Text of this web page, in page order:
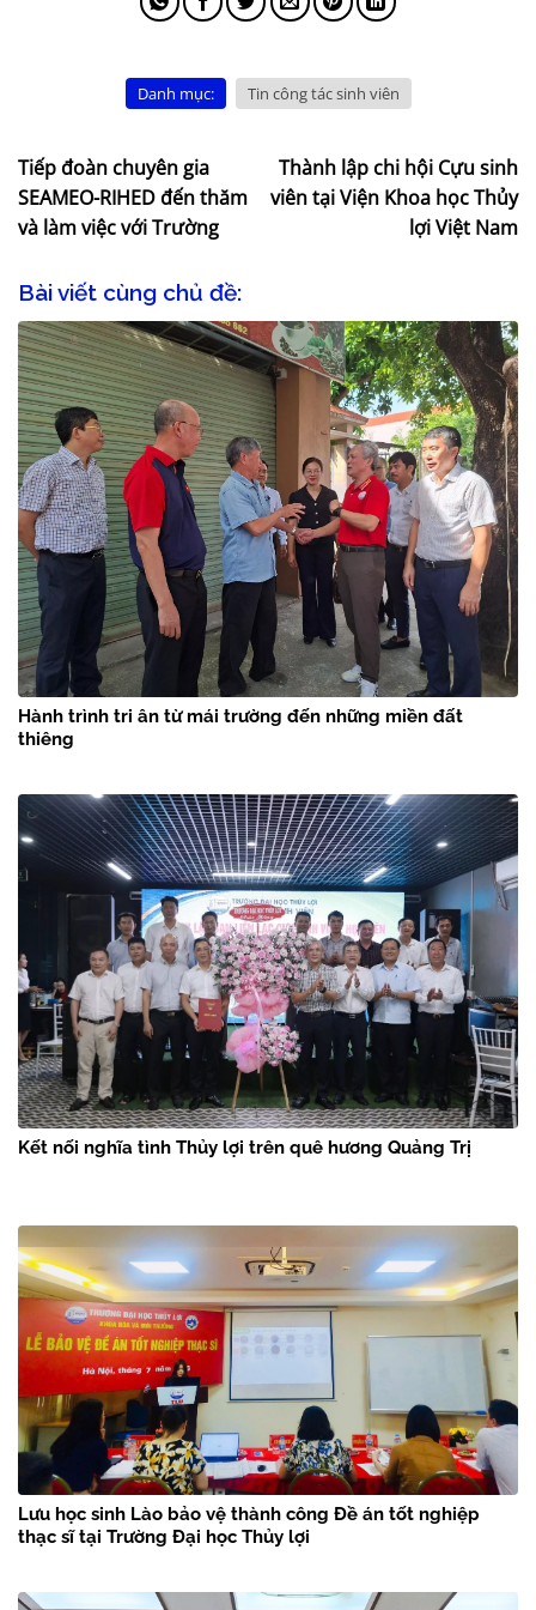
Danh mục: Tin công tác sinh viên
Tiếp đoàn chuyên gia
SEAMEO-RIHED đến thăm
và làm việc với Trường
Thành lập chi hội Cựu sinh
viên tại Viện Khoa học Thủy
lợi Việt Nam
Bài viết cùng chủ đề:
Hành trình tri ân từ mái trường đến những miền đất
thiêng
Kết nối nghĩa tình Thủy lợi trên quê hương Quảng Trị
Lưu học sinh Lào bảo vệ thành công Đề án tốt nghiệp
thạc sĩ tại Trường Đại học Thủy lợi